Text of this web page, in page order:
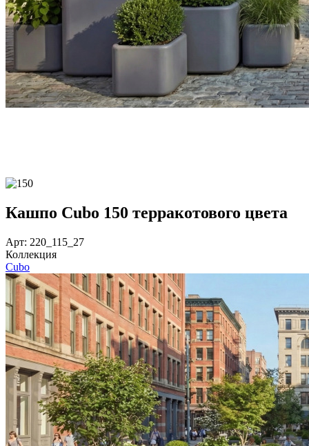
Кашпо Cubo 150 терракотового цвета
Арт: 220_115_27
Коллекция
Cubo